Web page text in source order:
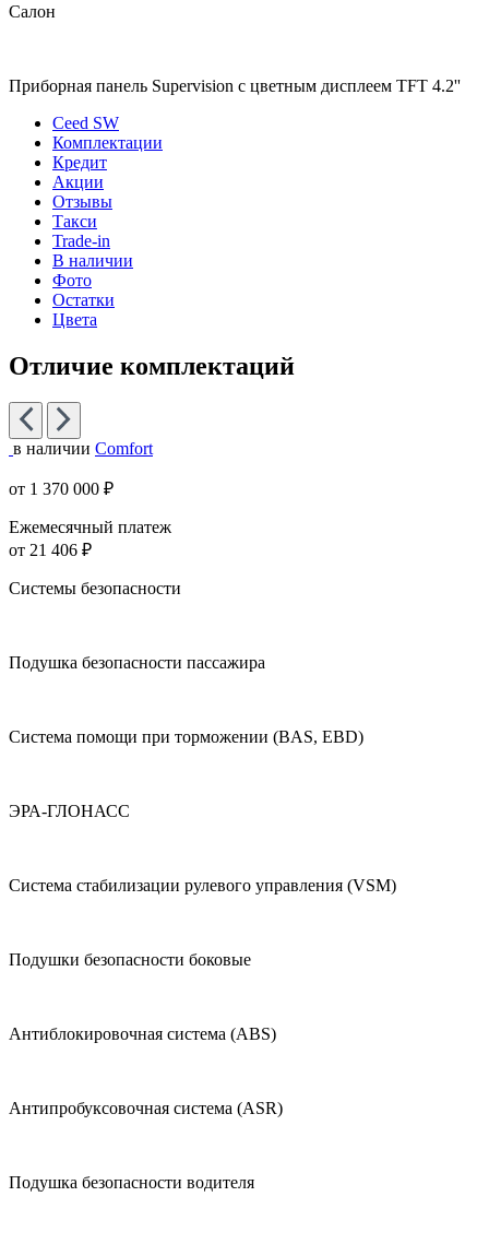
Салон
Приборная панель Supervision c цветным дисплеем TFT 4.2''
Ceed SW
Комплектации
Кредит
Акции
Отзывы
Такси
Trade-in
В наличии
Фото
Остатки
Цвета
Отличие комплектаций
в наличии Comfort
от 1 370 000 ₽
Ежемесячный платеж
от 21 406 ₽
Системы безопасности
Подушка безопасности пассажира
Система помощи при торможении (BAS, EBD)
ЭРА-ГЛОНАСС
Система стабилизации рулевого управления (VSM)
Подушки безопасности боковые
Антиблокировочная система (ABS)
Антипробуксовочная система (ASR)
Подушка безопасности водителя